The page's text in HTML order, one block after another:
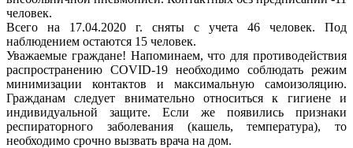
человек.
Всего на 17.04.2020 г. сняты с учета 46 человек. Под
наблюдением остаются 15 человек.
Уважаемые граждане! Напоминаем, что для противодействия
распространению COVID-19 необходимо соблюдать режим
минимизации контактов и максимальную самоизоляцию.
Гражданам следует внимательно относиться к гигиене и
индивидуальной защите. Если же появились признаки
респираторного заболевания (кашель, температура), то
необходимо срочно вызвать врача на дом.